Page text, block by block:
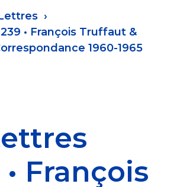
• François Truffaut &
1960-1965
• François